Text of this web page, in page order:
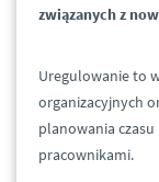
związanych z
Uregulowanie to
organizacyjnych
planowania
pracownikami.